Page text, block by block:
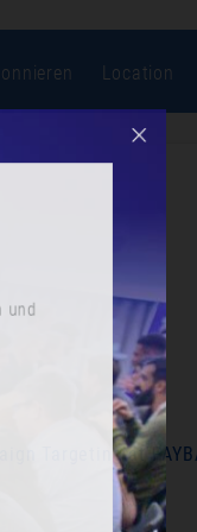
Location
Targeting at